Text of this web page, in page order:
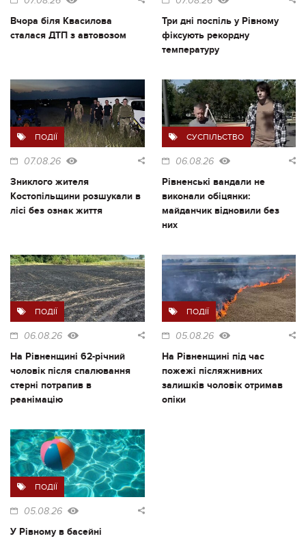
Вчора біля Квасилова
сталася ДТП з автовозом
Три дні поспіль у Рівному
фіксують рекордну
температуру
ПОДІЇ
07.08.26
Зниклого жителя
Костопільщини розшукали в
лісі без ознак життя
СУСПІЛЬСТВО
06.08.26
Рівненські вандали не
виконали обіцянки:
майданчик відновили без
них
ПОДІЇ
06.08.26
На Рівненщині 62-річний
чоловік після спалювання
стерні потрапив в
реанімацію
ПОДІЇ
05.08.26
На Рівненщині під час
пожежі післяжнивних
залишків чоловік отримав
опіки
ПОДІЇ
05.08.26
У Рівному в басейні